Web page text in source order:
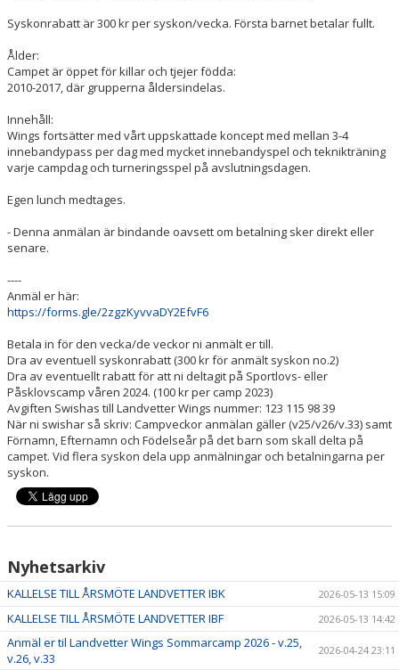
Syskonrabatt är 300 kr per syskon/vecka. Första barnet betalar fullt.
Ålder:
Campet är öppet för killar och tjejer födda:
2010-2017, där grupperna åldersindelas.
Innehåll:
Wings fortsätter med vårt uppskattade koncept med mellan 3-4
innebandypass per dag med mycket innebandyspel och teknikträning
varje campdag och turneringsspel på avslutningsdagen.
Egen lunch medtages.
- Denna anmälan är bindande oavsett om betalning sker direkt eller
senare.
----
Anmäl er här:
https://forms.gle/2zgzKyvvaDY2EfvF6
Betala in för den vecka/de veckor ni anmält er till.
Dra av eventuell syskonrabatt (300 kr för anmält syskon no.2)
Dra av eventuellt rabatt för att ni deltagit på Sportlovs- eller
Påsklovscamp våren 2024. (100 kr per camp 2023)
Avgiften Swishas till Landvetter Wings nummer: 123 115 98 39
När ni swishar så skriv: Campveckor anmälan gäller (v25/v26/v.33) samt
Förnamn, Efternamn och Födelseår på det barn som skall delta på
campet. Vid flera syskon dela upp anmälningar och betalningarna per
syskon.
Nyhetsarkiv
KALLELSE TILL ÅRSMÖTE LANDVETTER IBK 2026-05-13 15:09
KALLELSE TILL ÅRSMÖTE LANDVETTER IBF 2026-05-13 14:42
Anmäl er til Landvetter Wings Sommarcamp 2026 - v.25,
v.26, v.33
2026-04-24 23:11